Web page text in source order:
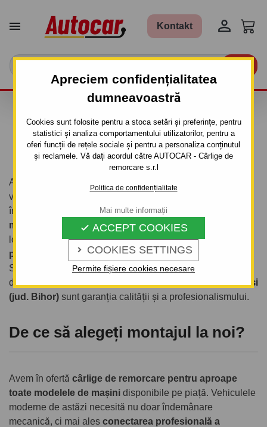
Apreciem confidențialitatea
dumneavoastră
Cookies sunt folosite pentru a stoca setări și preferințe, pentru
statistici și analiza comportamentului utilizatorilor, pentru a
oferi funcții de rețele sociale și pentru a personaliza conținutul
și reclamele. Vă dați acordul către AUTOCAR - Cârlige de
remorcare s.r.l
Politica de confidențialitate
 COOKIES SETTINGS
 ACCEPT COOKIES
Permite fișiere cookies necesare
Mai multe informații
 Kontakt 
MONTAJ CÂRLIGE DE
REMORCARE
Aveți nevoie să montați un cârlig de remorcare pe
vehiculul dumneavoastră și căutați un service de
încredere, care să se ocupe de tot, de la consultanță,
montaj profesionist până la documentație
locul potrivit. Suntem specialiști în vânzarea și
profesionist
a cârligelor de remorcare pentru autoturisme,
SUV-uri și autoutilitarepână la 3500 kg. Centrele noastre
de montaj autorizate din
București (Ilfov, Chiajna) și Groși
(jud. Bihor) sunt garanția calității și a profesionalismului.
De ce să alegeți montajul la noi?
Avem în ofertă cârlige de remorcare pentru aproape
toate modelele de mașini disponibile pe piață. Vehiculele
moderne de astăzi necesită nu doar îndemânare
mecanică, ci mai ales conectarea profesională a